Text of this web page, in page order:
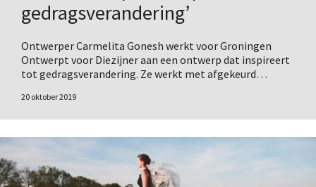
gedragsverandering’
Ontwerper Carmelita Gonesh werkt voor Groningen
Ontwerpt voor Diezijner aan een ontwerp dat inspireert
tot gedragsverandering. Ze werkt met afgekeurd…
20 oktober 2019